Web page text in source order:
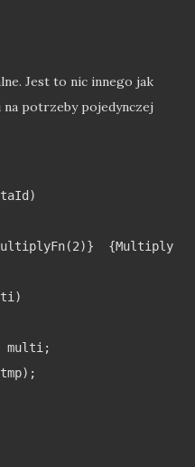
Jest to nic innego jak
potrzeby pojedynczej
multi;